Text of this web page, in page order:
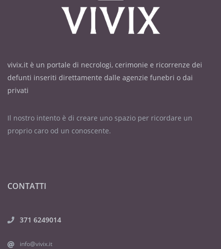
vivix.it è un portale di necrologi, cerimonie e ricorrenze dei
defunti inseriti direttamente dalle agenzie funebri o dai
privati
Il nostro intento è di creare uno spazio per ricordare un
proprio caro od un conoscente.
CONTATTI
371 6249014
info@vivix.it